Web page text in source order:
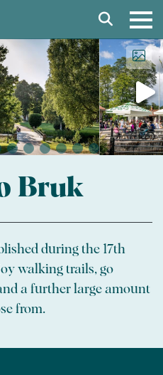
Bruk
during the 17th
walking trails, go
a further large amount
from.